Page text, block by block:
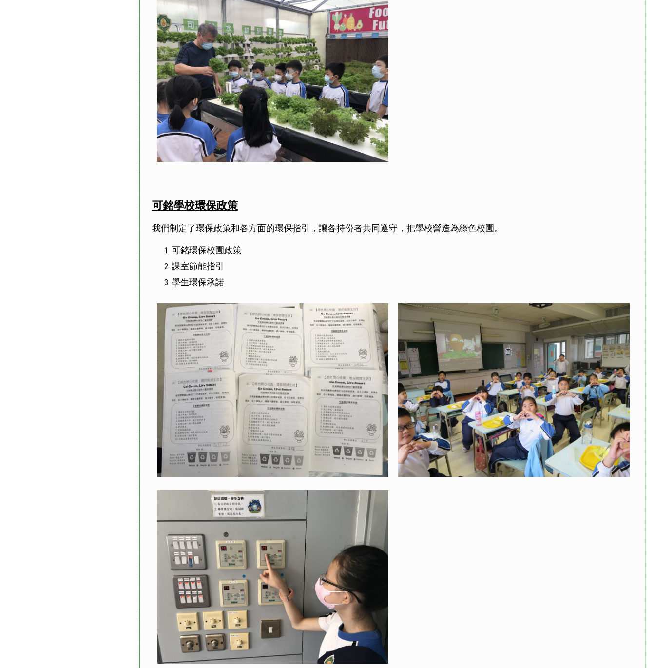
可銘學校環保政策
我們制定了環保政策和各方面的環保指引，讓各持份者共同遵守，把學校營造為綠色校園。
可銘環保校園政策
課室節能指引
學生環保承諾